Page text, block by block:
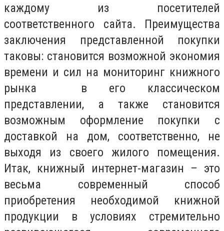
каждому из посетителей
соответственного сайта. Преимущества
заключения представленной покупки
таковы: становится возможной экономия
времени и сил на мониторинг книжного
рынка в его классическом
представлении, а также становится
возможным оформление покупки с
доставкой на дом, соответственно, не
выходя из своего жилого помещения.
Итак, книжный интернет-магазин – это
весьма современный способ
приобретения необходимой книжной
продукции в условиях стремительно